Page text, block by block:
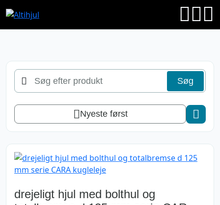
Søg
efter
Søg
Nyeste først
drejeligt hjul med bolthul og